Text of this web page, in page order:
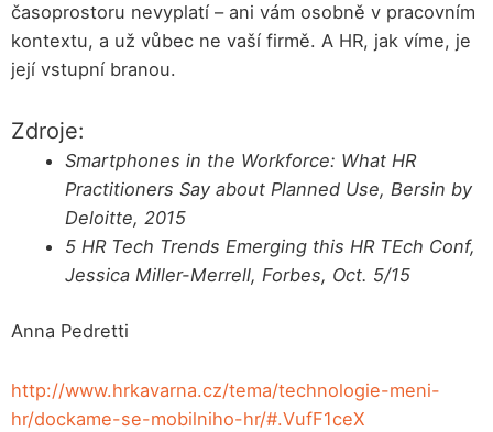
časoprostoru nevyplatí – ani vám osobně v pracovním
kontextu, a už vůbec ne vaší firmě. A HR, jak víme, je
její vstupní branou.
Zdroje:
Smartphones in the Workforce: What HR
Practitioners Say about Planned Use, Bersin by
Deloitte, 2015
5 HR Tech Trends Emerging this HR TEch Conf,
Jessica Miller-Merrell, Forbes, Oct. 5/15
Anna Pedretti
http://www.hrkavarna.cz/tema/technologie-meni-
hr/dockame-se-mobilniho-hr/#.VufF1ceX